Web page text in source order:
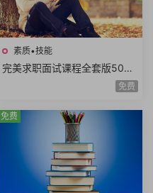
素质•技能
完美求职面试课程全套版500
强HR完美简历面试技巧电话面
免费
免费